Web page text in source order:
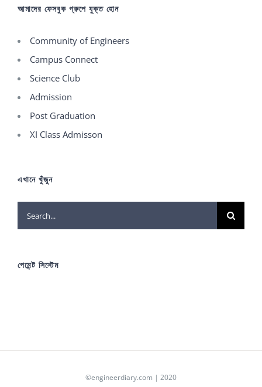
আমাদের ফেসবুক গ্রুপে যুক্ত হোন
Community of Engineers
Campus Connect
Science Club
Admission
Post Graduation
XI Class Admisson
এখানে খুঁজুন
Search
for:
পেমেন্ট সিস্টেম
©engineerdiary.com | 2020